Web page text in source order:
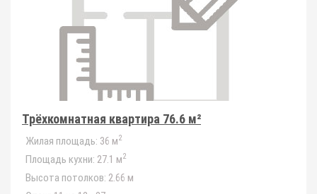
Трёхкомнатная квартира 76.6 м²
Жилая площадь: 36 м2
Площадь кухни: 27.1 м2
Высота потолков: 2.66 м